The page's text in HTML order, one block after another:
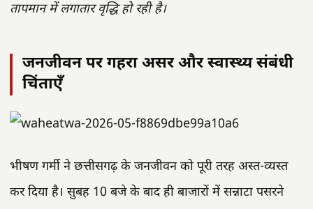
तापमान में लगातार वृद्धि हो रही है।
जनजीवन पर गहरा असर और स्वास्थ्य संबंधी
चिंताएँ
भीषण गर्मी ने छत्तीसगढ़ के जनजीवन को पूरी तरह अस्त-व्यस्त
कर दिया है। सुबह 10 बजे के बाद ही बाजारों में सन्नाटा पसरने